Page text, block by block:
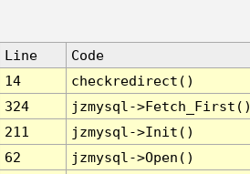
Line
Code
14
checkredirect()
324
jzmysql-
211
jzmysql->Init()
62
jzmysql->Open()